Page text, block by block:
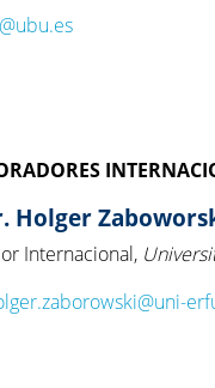
Holger
Internacional,